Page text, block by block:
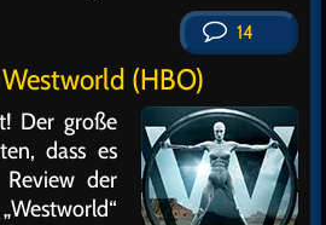
14
(HBO)
Der große
dass es
der